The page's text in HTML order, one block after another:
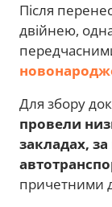
Після
двійнею,
Для збору
провели
закладах,
причетними